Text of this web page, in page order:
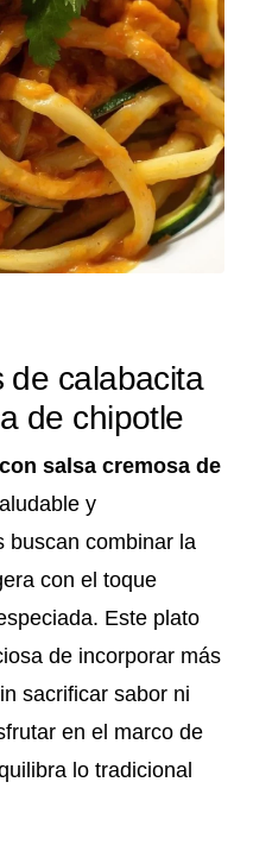
de calabacita
de chipotle
salsa cremosa de
y
buscan combinar la
con el toque
Este plato
de incorporar más
sacrificar sabor ni
en el marco de
lo tradicional